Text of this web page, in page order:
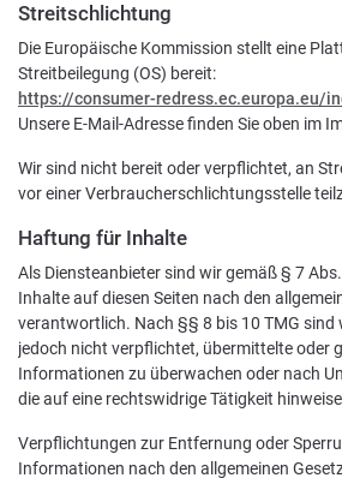
Streitschlichtung
Die Europäische Kommission stellt eine
Streitbeilegung (OS) bereit:
https://consumer-redress.ec.europa.eu/
Unsere E-Mail-Adresse finden Sie oben im
Wir sind nicht bereit oder verpflichtet, an
vor einer Verbraucherschlichtungsstelle
Haftung für Inhalte
Als Diensteanbieter sind wir gemäß § 7
Inhalte auf diesen Seiten nach den
verantwortlich. Nach §§ 8 bis 10 TMG sind
jedoch nicht verpflichtet, übermittelte oder
Informationen zu überwachen oder nach
die auf eine rechtswidrige Tätigkeit
Verpflichtungen zur Entfernung oder
Informationen nach den allgemeinen